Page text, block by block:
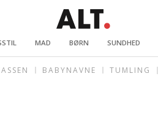
MAD BØRN SUNDHED
BABYNAVNE TUMLING